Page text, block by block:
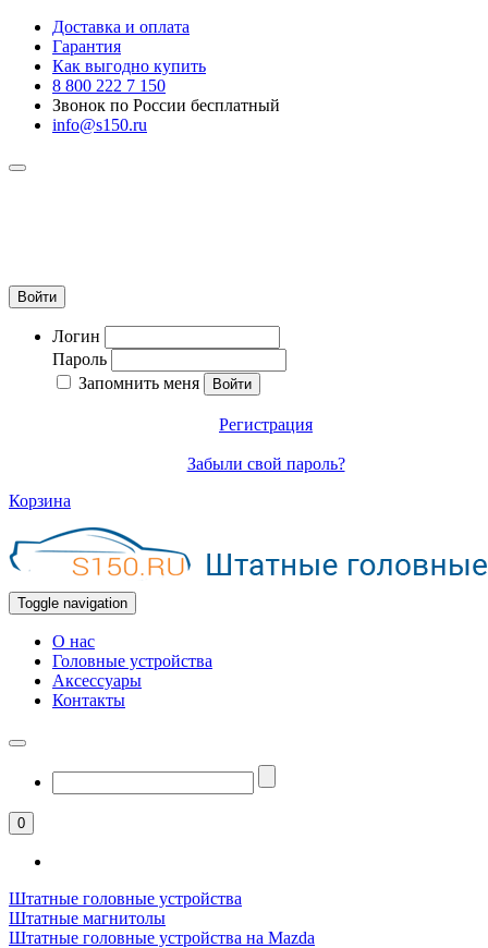
Доставка и оплата
Гарантия
Как выгодно купить
8 800 222 7 150
Звонок по России бесплатный
info@s150.ru
Войти
Логин
Пароль
Запомнить меня
Регистрация
Забыли свой пароль?
Корзина
Toggle navigation
О нас
Головные устройства
Аксессуары
Контакты
0
Штатные головные устройства
Штатные магнитолы
Штатные головные устройства на Mazda